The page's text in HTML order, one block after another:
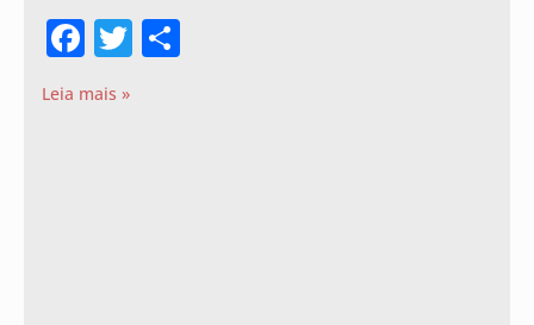
Facebook
Twitter
Leia mais »